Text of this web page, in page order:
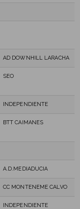
AD DOWNHILL LARACHA
SEO
INDEPENDIENTE
BTT CAIMANES
A.D.MEDIADUCIA
CC MONTENEME CALVO
INDEPENDIENTE